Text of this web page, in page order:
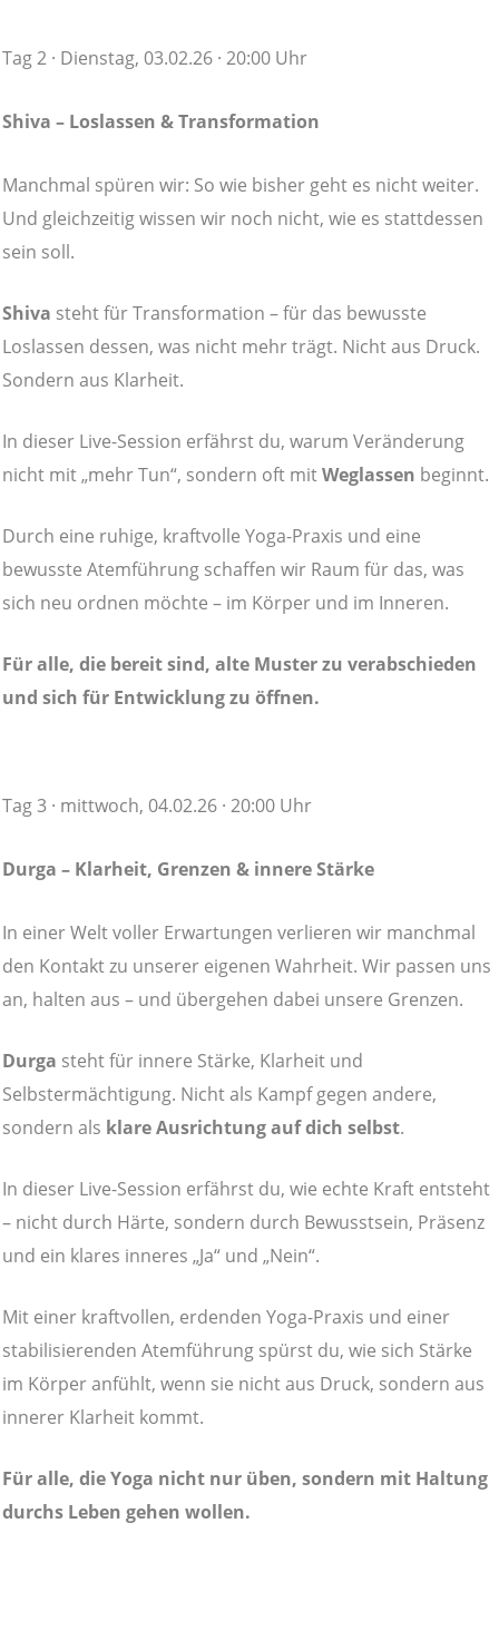
Tag 2 · Dienstag, 03.02.26 · 20:00 Uhr
Shiva – Loslassen & Transformation
Manchmal spüren wir: So wie bisher geht es nicht weiter.
Und gleichzeitig wissen wir noch nicht, wie es stattdessen
sein soll.
Shiva steht für Transformation – für das bewusste
Loslassen dessen, was nicht mehr trägt. Nicht aus Druck.
Sondern aus Klarheit.
In dieser Live-Session erfährst du, warum Veränderung
nicht mit „mehr Tun“, sondern oft mitWeglassen beginnt.
Durch eine ruhige, kraftvolle Yoga-Praxis und eine
bewusste Atemführung schaffen wir Raum für das, was
sich neu ordnen möchte – im Körper und im Inneren.
Für alle, die bereit sind, alte Muster zu verabschieden
und sich für Entwicklung zu öffnen.
Tag 3 · mittwoch, 04.02.26 · 20:00 Uhr
Durga – Klarheit, Grenzen & innere Stärke
In einer Welt voller Erwartungen verlieren wir manchmal
den Kontakt zu unserer eigenen Wahrheit. Wir passen uns
an, halten aus – und übergehen dabei unsere Grenzen.
Durga steht für innere Stärke, Klarheit und
Selbstermächtigung. Nicht als Kampf gegen andere,
sondern als klare Ausrichtung auf dich selbst.
In dieser Live-Session erfährst du, wie echte Kraft entsteht
– nicht durch Härte, sondern durch Bewusstsein, Präsenz
und ein klares inneres „Ja“ und „Nein“.
Mit einer kraftvollen, erdenden Yoga-Praxis und einer
stabilisierenden Atemführung spürst du, wie sich Stärke
im Körper anfühlt, wenn sie nicht aus Druck, sondern aus
innerer Klarheit kommt.
Für alle, die Yoga nicht nur üben, sondern mit Haltung
durchs Leben gehen wollen.